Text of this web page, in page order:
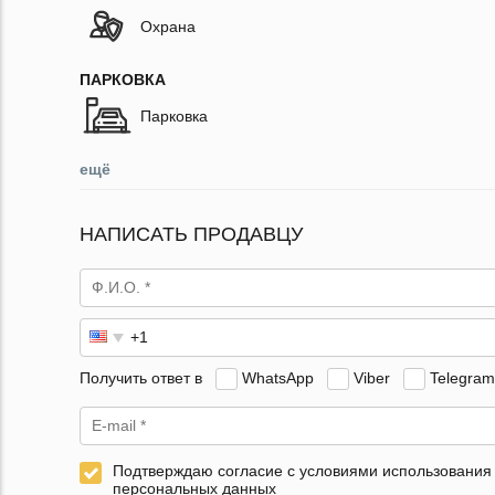
Охрана
ПАРКОВКА
Парковка
ещё
НАПИСАТЬ ПРОДАВЦУ
Получить ответ в WhatsApp Viber Telegram
Подтверждаю согласие с условиями использования
персональных данных